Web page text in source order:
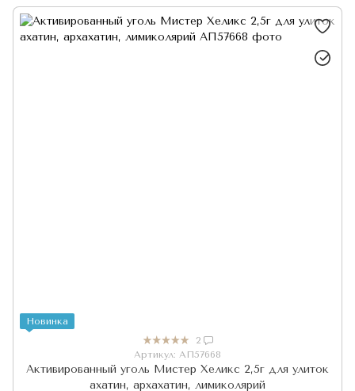
Новинка
2
Артикул: АП57668
Активированный уголь Мистер Хеликс 2,5г для улиток
ахатин, архахатин, лимиколярий